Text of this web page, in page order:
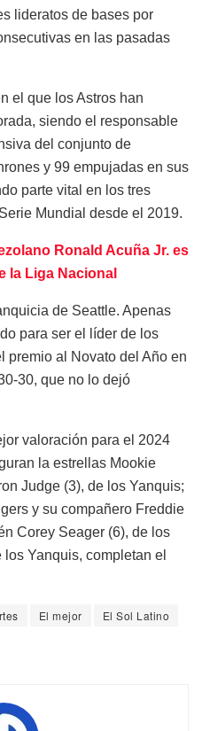
lideratos de bases por
en las pasadas
el que los Astros han
siendo el responsable
del conjunto de
y 99 empujadas en sus
parte vital en los tres
Mundial desde el 2019.
Ronald Acuña Jr. es
la Liga Nacional
de Seattle. Apenas
para ser el líder de los
premio al Novato del Año en
30, que no lo dejó
valoración para el 2024
la estrellas Mookie
Judge (3), de los Yanquis;
y su compañero Freddie
Corey Seager (6), de los
Yanquis, completan el
El mejor
El Sol Latino